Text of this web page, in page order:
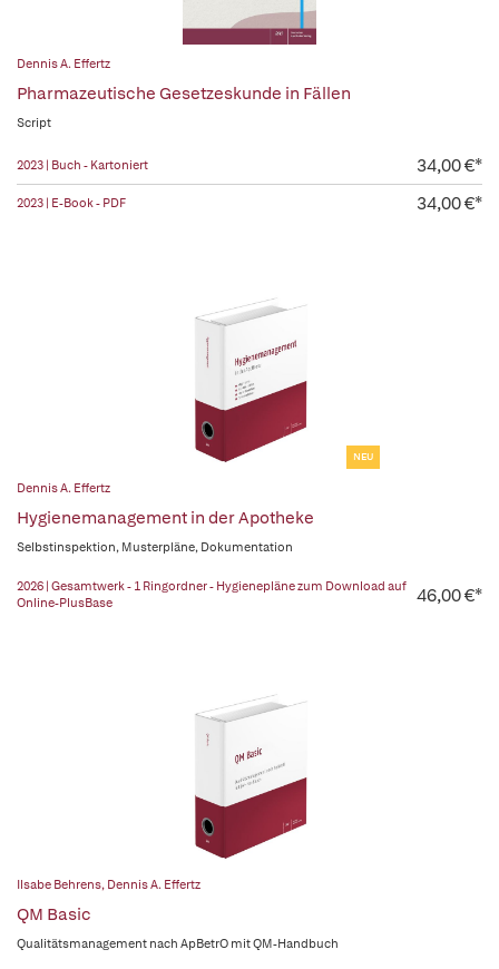
Dennis A. Effertz
Pharmazeutische Gesetzeskunde in Fällen
Script
2023 | Buch - Kartoniert 34,00 €*
2023 | E-Book - PDF 34,00 €*
NEU
Dennis A. Effertz
Hygienemanagement in der Apotheke
Selbstinspektion, Musterpläne, Dokumentation
2026 | Gesamtwerk - 1 Ringordner - Hygienepläne zum Download auf
Online-PlusBase
46,00 €*
Ilsabe Behrens, Dennis A. Effertz
QM Basic
Qualitätsmanagement nach ApBetrO mit QM-Handbuch